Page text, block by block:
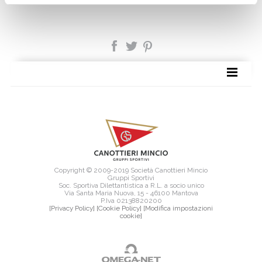
Copyright © 2009-2019 Società Canottieri Mincio
Gruppi Sportivi
Soc. Sportiva Dilettantistica a R.L. a socio unico
Via Santa Maria Nuova, 15 - 46100 Mantova
P.Iva 02138820200
[Privacy Policy] [Cookie Policy] [Modifica impostazioni
cookie]